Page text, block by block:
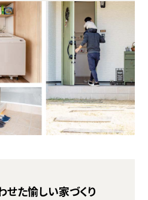
た愉しい家づくり